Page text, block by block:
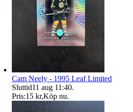
Cam Neely - 1995 Leaf Limited
Sluttid11 aug 11:40.
Pris:15 kr,Köp nu.